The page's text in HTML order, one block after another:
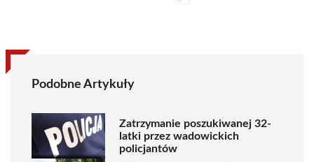
Podobne Artykuły
Zatrzymanie poszukiwanej 32-
latki przez wadowickich
policjantów